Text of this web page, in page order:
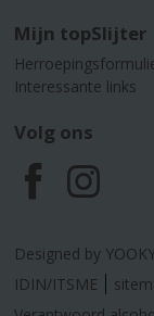
Mijn topSlijter
Interessante links
Volg ons
F
a
c
I
n
s
Designed by
IDIN/ITSME